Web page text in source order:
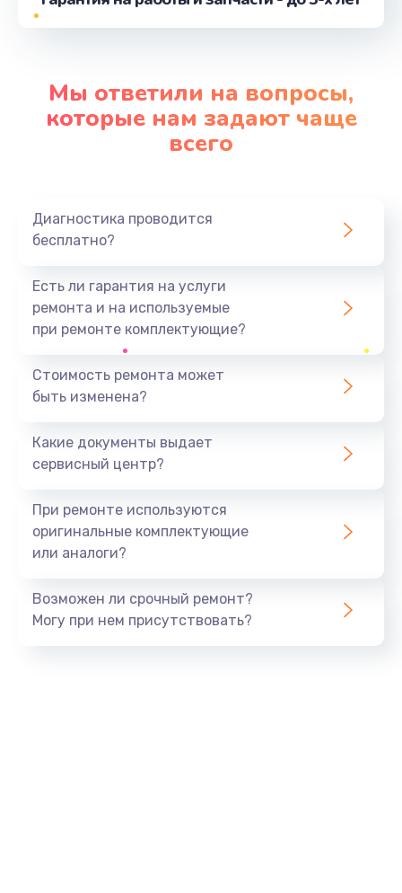
от 490 руб.
от 490 руб.
Заказать
от 490 руб.
Заказать
Чистка динамика, микрофонов от пыли (с
Заказать
от 1490 руб.
Обновление ПО
от 890 руб.
Мы ответили на вопросы,
которые нам задают чаще
всего
Диагностика проводится
бесплатно?
Есть ли гарантия на услуги
ремонта и на используемые
при ремонте комплектующие?
Стоимость ремонта может
быть изменена?
Какие документы выдает
сервисный центр?
При ремонте используются
оригинальные комплектующие
или аналоги?
Возможен ли срочный ремонт?
Могу при нем присутствовать?